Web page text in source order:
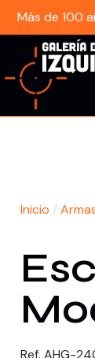
Más de 100
Inicio /
Ref. AHG-